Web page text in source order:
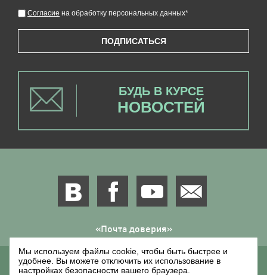
ПОДПИСАТЬСЯ
Согласие на обработку персональных данных*
БУДЬ В КУРСЕ
НОВОСТЕЙ
«Почта доверия»
doverie@sollers-auto.com
Мы используем файлы cookie, чтобы быть быстрее и
удобнее. Вы можете отключить их использование в
настройках безопасности вашего браузера.